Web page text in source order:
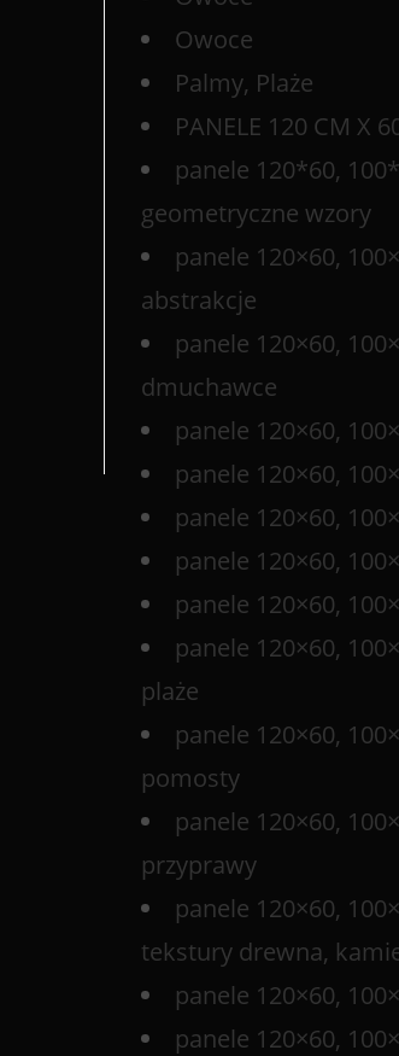
Owoce
Palmy, Plaże
PANELE 120 CM X
panele 120*60,
geometryczne wzory
panele 120×60,
abstrakcje
panele 120×60,
dmuchawce
panele 120×60,
panele 120×60,
panele 120×60,
panele 120×60,
panele 120×60,
panele 120×60,
plaże
panele 120×60,
pomosty
panele 120×60,
przyprawy
panele 120×60,
tekstury drewna,
panele 120×60,
panele 120×60,